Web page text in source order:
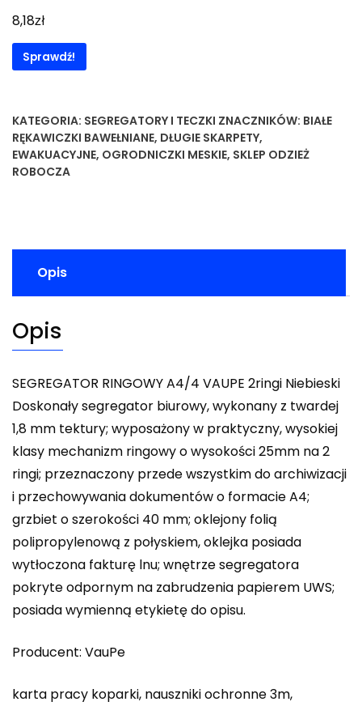
8,18zł
Sprawdź!
KATEGORIA: SEGREGATORY I TECZKI ZNACZNIKÓW: BIAŁE
RĘKAWICZKI BAWEŁNIANE, DŁUGIE SKARPETY,
EWAKUACYJNE, OGRODNICZKI MESKIE, SKLEP ODZIEŻ
ROBOCZA
Opis
Opis
SEGREGATOR RINGOWY A4/4 VAUPE 2ringi Niebieski
Doskonały segregator biurowy, wykonany z twardej
1,8 mm tektury; wyposażony w praktyczny, wysokiej
klasy mechanizm ringowy o wysokości 25mm na 2
ringi; przeznaczony przede wszystkim do archiwizacji
i przechowywania dokumentów o formacie A4;
grzbiet o szerokości 40 mm; oklejony folią
polipropylenową z połyskiem, oklejka posiada
wytłoczona fakturę lnu; wnętrze segregatora
pokryte odpornym na zabrudzenia papierem UWS;
posiada wymienną etykietę do opisu.
Producent: VauPe
karta pracy koparki, nauszniki ochronne 3m,